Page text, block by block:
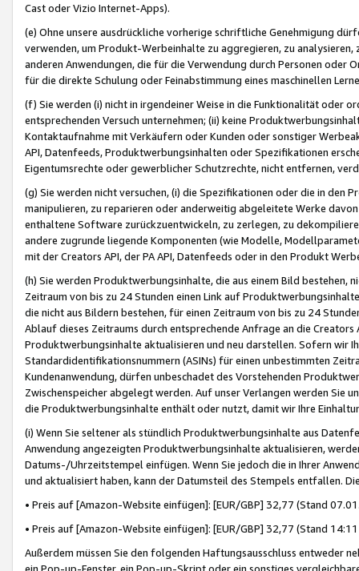
Cast oder Vizio Internet-Apps).
(e) Ohne unsere ausdrückliche vorherige schriftliche Genehmigung
verwenden, um Produkt-Werbeinhalte zu aggregieren, zu
anderen Anwendungen, die für die Verwendung durch Personen
für die direkte Schulung oder Feinabstimmung eines maschinellen
(f) Sie werden (i) nicht in irgendeiner Weise in die Funktionalität oder
entsprechenden Versuch unternehmen; (ii) keine
Kontaktaufnahme mit Verkäufern oder Kunden oder sonstiger
API, Datenfeeds, Produktwerbungsinhalten oder Spezifikationen
Eigentumsrechte oder gewerblicher Schutzrechte, nicht entfernen,
(g) Sie werden nicht versuchen, (i) die Spezifikationen oder die in
manipulieren, zu reparieren oder anderweitig abgeleitete Werke
enthaltene Software zurückzuentwickeln, zu zerlegen, zu
andere zugrunde liegende Komponenten (wie Modelle,
mit der Creators API, der PA API, Datenfeeds oder in den Produkt
(h) Sie werden Produktwerbungsinhalte, die aus einem Bild bestehen,
Zeitraum von bis zu 24 Stunden einen Link auf
die nicht aus Bildern bestehen, für einen Zeitraum von bis zu 24
Ablauf dieses Zeitraums durch entsprechende Anfrage an die
Produktwerbungsinhalte aktualisieren und neu darstellen. Sofern wir
Standardidentifikationsnummern (ASINs) für einen unbestimmten
Kundenanwendung, dürfen unbeschadet des Vorstehenden
Zwischenspeicher abgelegt werden. Auf unser Verlangen werden Sie
die Produktwerbungsinhalte enthält oder nutzt, damit wir Ihre
(i) Wenn Sie seltener als stündlich Produktwerbungsinhalte aus
Anwendung angezeigten Produktwerbungsinhalte aktualisieren,
Datums-/Uhrzeitstempel einfügen. Wenn Sie jedoch die in Ihrer
und aktualisiert haben, kann der Datumsteil des Stempels entfallen.
• Preis auf [Amazon-Website einfügen]: [EUR/GBP] 32,77 (Stand
• Preis auf [Amazon-Website einfügen]: [EUR/GBP] 32,77 (Stand
Außerdem müssen Sie den folgenden Haftungsausschluss entweder
ein Pop-up-Fenster, ein Pop-up-Skript oder ein sonstiges